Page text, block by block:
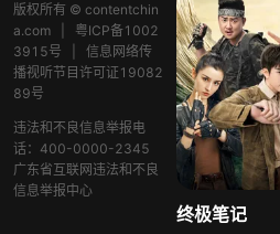
版权所有 © contentchin
a.com
粤ICP备1002
3915号
信息网络传
播视听节目许可证19082
89号
违法和不良信息举报电
话：400-0000-2345
广东省互联网违法和不良
信息举报中心
终极笔记